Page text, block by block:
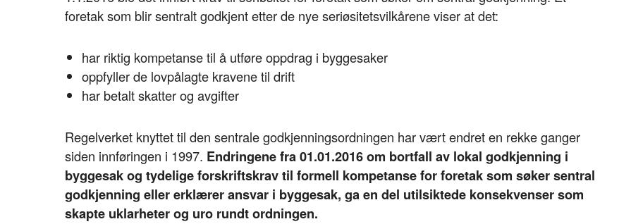
foretak som blir sentralt godkjent etter de nye seriøsitetsvilkårene viser at det:
har riktig kompetanse til å utføre oppdrag i byggesaker
oppfyller de lovpålagte kravene til drift
har betalt skatter og avgifter
Regelverket knyttet til den sentrale godkjenningsordningen har vært endret en rekke ganger
siden innføringen i 1997. Endringene fra 01.01.2016 om bortfall av lokal godkjenning i
byggesak og tydelige forskriftskrav til formell kompetanse for foretak som søker sentral
godkjenning eller erklærer ansvar i byggesak, ga en del utilsiktede konsekvenser som
skapte uklarheter og uro rundt ordningen.